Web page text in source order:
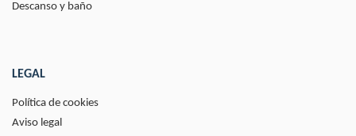
Descanso y baño
LEGAL
Política de cookies
Aviso legal